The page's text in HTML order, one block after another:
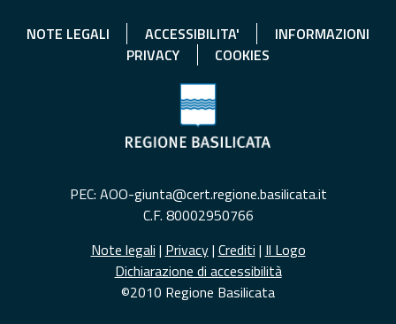
NOTE LEGALI ACCESSIBILITA'
INFORMAZIONI
PRIVACY
COOKIES
PEC: AOO-giunta@cert.regione.basilicata.it
C.F. 80002950766
Note legali | Privacy| Crediti | Il Logo
Dichiarazione di accessibilità
©2010 Regione Basilicata